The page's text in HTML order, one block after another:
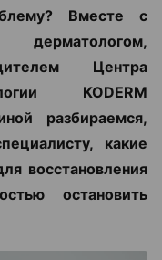
Вместе с
Центра
KODERM
разбираемся,
какие
восстановления
остановить